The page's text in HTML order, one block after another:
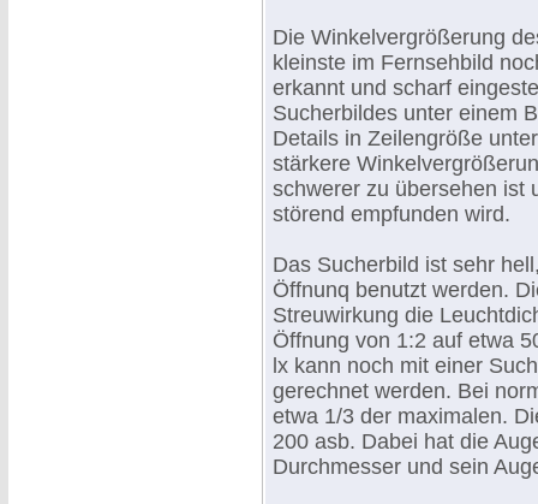
Die Winkelvergrößerung
kleinste im Fernsehbild
erkannt und scharf
Sucherbildes unter einem
Details in Zeilengröße
stärkere
schwerer zu übersehen ist
störend empfunden wird.
Das Sucherbild ist sehr
Öffnunq benutzt werden.
Streuwirkung die
Öffnung von 1:2 auf etwa
lx kann noch mit einer
gerechnet werden. Bei
etwa 1/3 der maximalen.
200 asb. Dabei hat die
Durchmesser und sein